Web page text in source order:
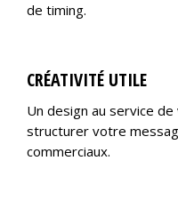
de timing.
CRÉATIVITÉ UTILE
Un design au service
structurer votre
commerciaux.